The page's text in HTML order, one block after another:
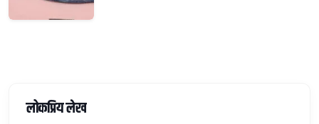
लोकप्रिय लेख